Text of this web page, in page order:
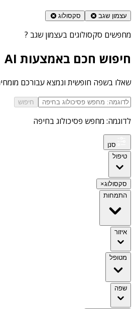
עצמון שגב סקסולוג
מחפשים סקסולוגים בעצמון שגב ?
חיפוש חכם באמצעות AI
שאלו בשפה חופשית ונמצא עבורכם
חיפוש
לדוגמה: מחפש פסיכולוג בחיפה
סנן
טיפול
סקסולוג×
התמחות
איזור
מטופל
שפה